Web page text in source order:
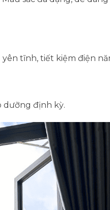
tĩnh, tiết kiệm điện
dưỡng định kỳ.